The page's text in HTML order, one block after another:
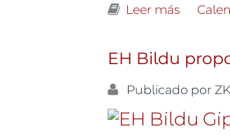
Leer más sobre
EH Bildu
Publicado por